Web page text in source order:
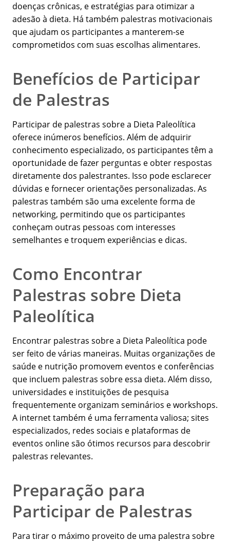
doenças crônicas, e estratégias para otimizar a
adesão à dieta. Há também palestras motivacionais
que ajudam os participantes a manterem-se
comprometidos com suas escolhas alimentares.
Benefícios de Participar
de Palestras
Participar de palestras sobre a Dieta Paleolítica
oferece inúmeros benefícios. Além de adquirir
conhecimento especializado, os participantes têm a
oportunidade de fazer perguntas e obter respostas
diretamente dos palestrantes. Isso pode esclarecer
dúvidas e fornecer orientações personalizadas. As
palestras também são uma excelente forma de
networking, permitindo que os participantes
conheçam outras pessoas com interesses
semelhantes e troquem experiências e dicas.
Como Encontrar
Palestras sobre Dieta
Paleolítica
Encontrar palestras sobre a Dieta Paleolítica pode
ser feito de várias maneiras. Muitas organizações de
saúde e nutrição promovem eventos e conferências
que incluem palestras sobre essa dieta. Além disso,
universidades e instituições de pesquisa
frequentemente organizam seminários e workshops.
A internet também é uma ferramenta valiosa; sites
especializados, redes sociais e plataformas de
eventos online são ótimos recursos para descobrir
palestras relevantes.
Preparação para
Participar de Palestras
Para tirar o máximo proveito de uma palestra sobre